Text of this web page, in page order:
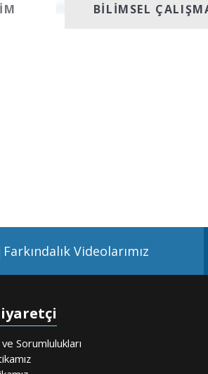
BILIMSEL
Farkındalık Videolarımız
Sorumlulukları